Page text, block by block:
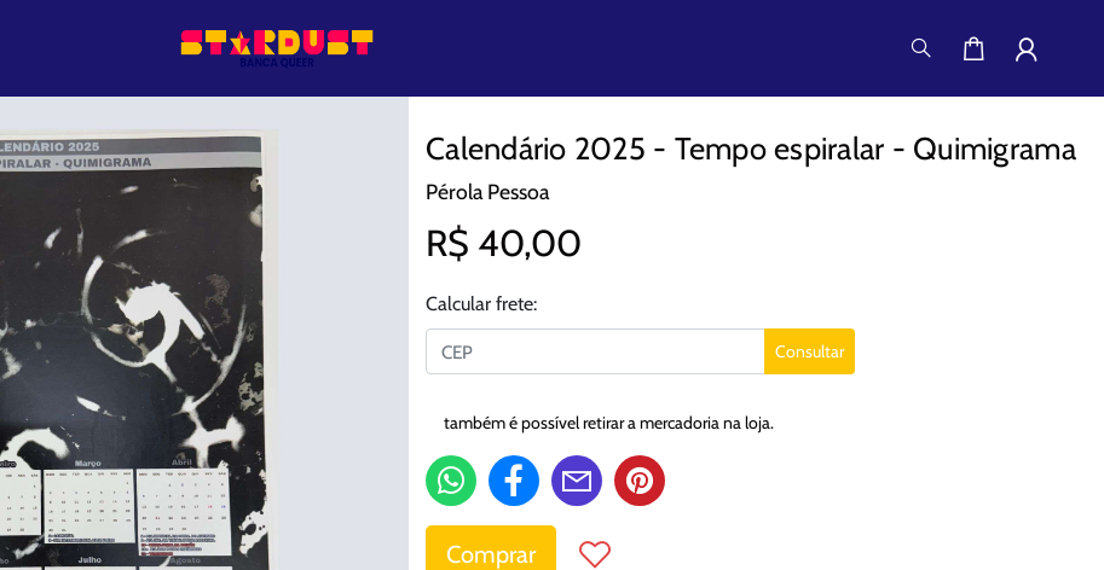
Calendário 2025 - Tempo espiralar - Quimigrama
Pérola Pessoa
R$ 40,00
Calcular frete:
Consultar
também é possível retirar a mercadoria na loja.
Comprar